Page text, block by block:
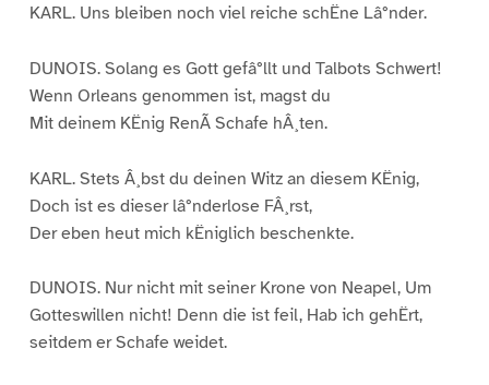
KARL. Uns bleiben noch viel reiche schËne Lâ°nder.
DUNOIS. Solang es Gott gefâ°llt und Talbots Schwert!
Wenn Orleans genommen ist, magst du
Mit deinem KËnig RenÃ Schafe hÂ¸ten.
KARL. Stets Â¸bst du deinen Witz an diesem KËnig,
Doch ist es dieser lâ°nderlose FÂ¸rst,
Der eben heut mich kËniglich beschenkte.
DUNOIS. Nur nicht mit seiner Krone von Neapel, Um
Gotteswillen nicht! Denn die ist feil, Hab ich gehËrt,
seitdem er Schafe weidet.